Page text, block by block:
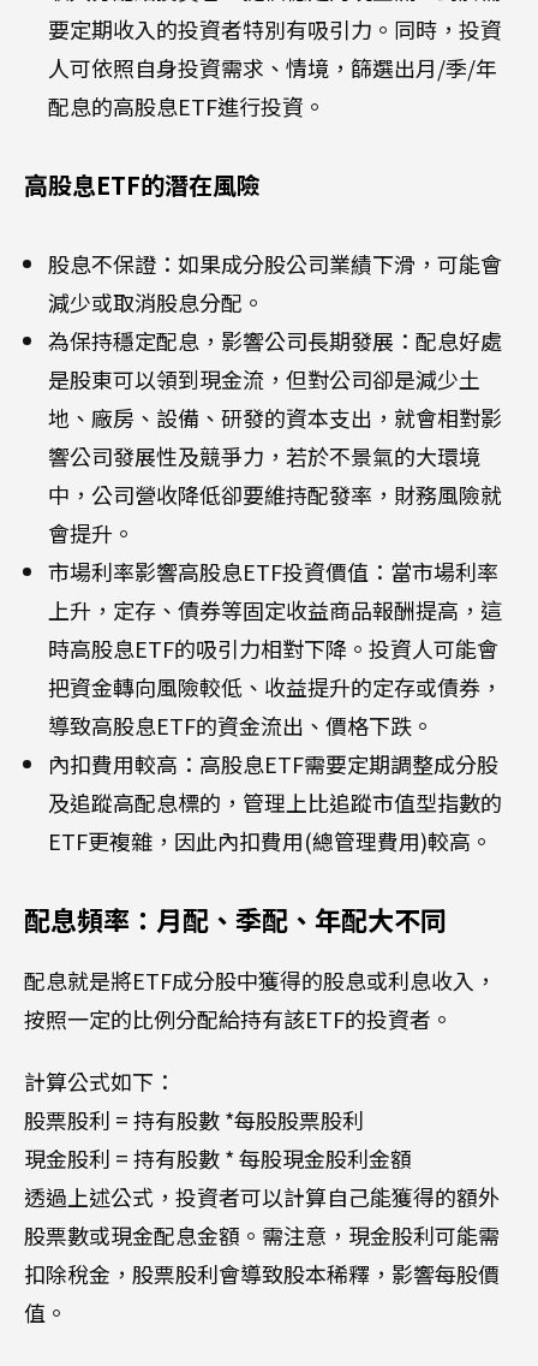
要定期收入的投資者特別有吸引力。同時，投資
人可依照自身投資需求、情境，篩選出月/季/年
配息的高股息ETF進行投資。
高股息ETF的潛在風險
股息不保證：如果成分股公司業績下滑，可能會
減少或取消股息分配。
為保持穩定配息，影響公司長期發展：配息好處
是股東可以領到現金流，但對公司卻是減少土
地、廠房、設備、研發的資本支出，就會相對影
響公司發展性及競爭力，若於不景氣的大環境
中，公司營收降低卻要維持配發率，財務風險就
會提升。
市場利率影響高股息ETF投資價值：當市場利率
上升，定存、債券等固定收益商品報酬提高，這
時高股息ETF的吸引力相對下降。投資人可能會
把資金轉向風險較低、收益提升的定存或債券，
導致高股息ETF的資金流出、價格下跌。
內扣費用較高：高股息ETF需要定期調整成分股
及追蹤高配息標的，管理上比追蹤市值型指數的
ETF更複雜，因此內扣費用(總管理費用)較高。
配息頻率：月配、季配、年配大不同
配息就是將ETF成分股中獲得的股息或利息收入，
按照一定的比例分配給持有該ETF的投資者。
計算公式如下：
股票股利 = 持有股數 *每股股票股利
現金股利 = 持有股數 * 每股現金股利金額
透過上述公式，投資者可以計算自己能獲得的額外
股票數或現金配息金額。需注意，現金股利可能需
扣除稅金，股票股利會導致股本稀釋，影響每股價
值。